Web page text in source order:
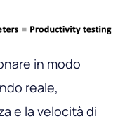
in modo
reale,
e la velocità di